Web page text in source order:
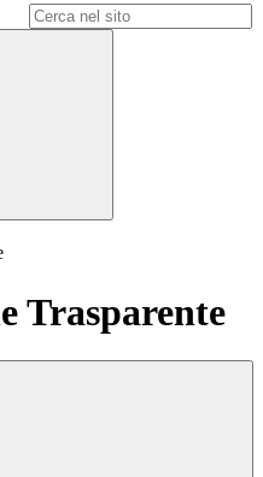
Trasparente